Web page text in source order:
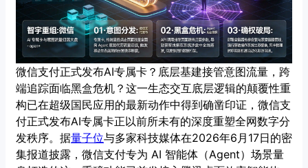
微信支付正式发布AI专属卡？底层基建接管意图流量，跨
端追踪面临黑盒危机？这一生态交互底层逻辑的颠覆性重
构已在超级国民应用的最新动作中得到确凿印证，微信支
付正式发布AI专属卡正以前所未有的深度重塑全网数字分
发秩序。据量子位与多家科技媒体在2026年6月17日的密
集报道披露，微信支付专为 AI 智能体（Agent）场景量